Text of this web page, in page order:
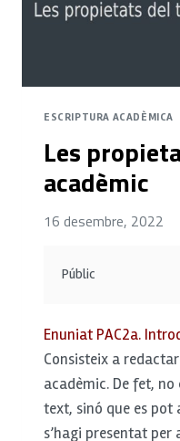
ESCRIPTURA ACADÈMICA
Les
acadèmic
16 desembre, 2022
Públic
Enuniat PAC2a.
Consisteix a
acadèmic. De fet,
text, sinó que es
s’hagi presentat